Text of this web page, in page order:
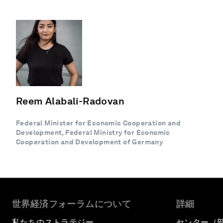
Reem Alabali-Radovan
Federal Minister for Economic Cooperation and
Development, Federal Ministry for Economic
Cooperation and Development of Germany
世界経済フォーラムについて 詳細